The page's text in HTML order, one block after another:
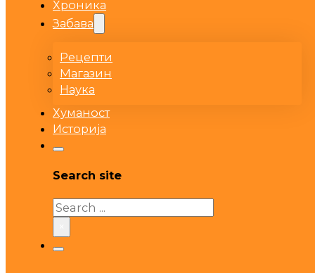
Хроника
Забава
Рецепти
Магазин
Наука
Хуманост
Историја
Search site
Search